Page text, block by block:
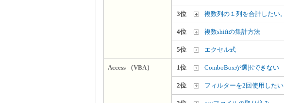
3位 複数列の１列を合計したい。
4位 複数shiftの集計方法
5位 エクセル式
Access （VBA） 1位 ComboBoxが選択できない
2位 フィルターを2回使用したい